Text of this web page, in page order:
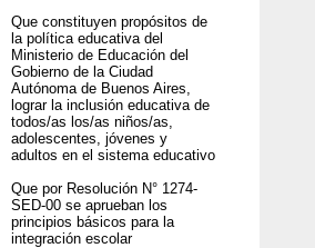
Que constituyen propósitos de
la política educativa del
Ministerio de Educación del
Gobierno de la Ciudad
Autónoma de Buenos Aires,
lograr la inclusión educativa de
todos/as los/as niños/as,
adolescentes, jóvenes y
adultos en el sistema educativo
Que por Resolución N° 1274-
SED-00 se aprueban los
principios básicos para la
integración escolar